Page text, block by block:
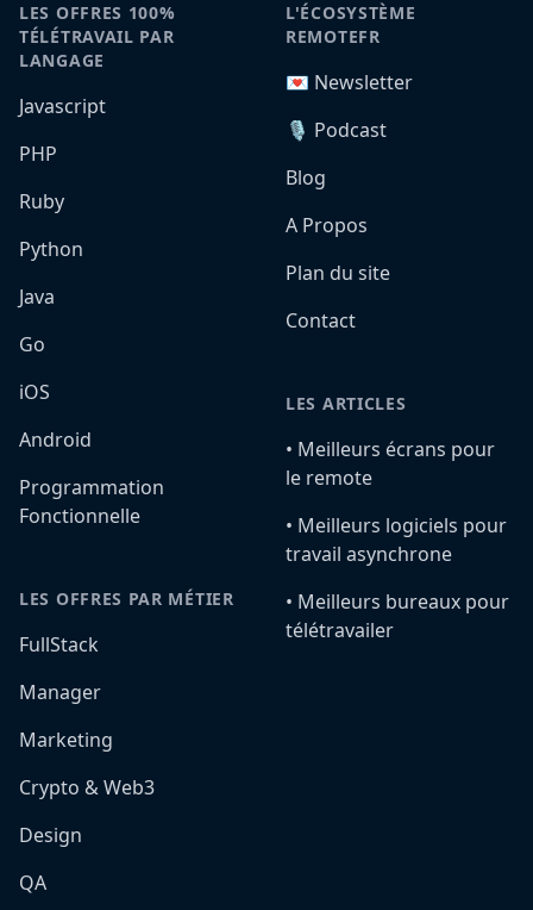
LES OFFRES 100%
TÉLÉTRAVAIL PAR
LANGAGE
Javascript
PHP
Ruby
Python
Java
Go
iOS
Android
Programmation
Fonctionnelle
LES OFFRES PAR MÉTIER
FullStack
Manager
Marketing
Crypto & Web3
Design
QA
L'ÉCOSYSTÈME
REMOTEFR
💌 Newsletter
🎙️ Podcast
Blog
A Propos
Plan du site
Contact
LES ARTICLES
•️ Meilleurs écrans pour
le remote
•️ Meilleurs logiciels pour
travail asynchrone
•️ Meilleurs bureaux pour
télétravailer